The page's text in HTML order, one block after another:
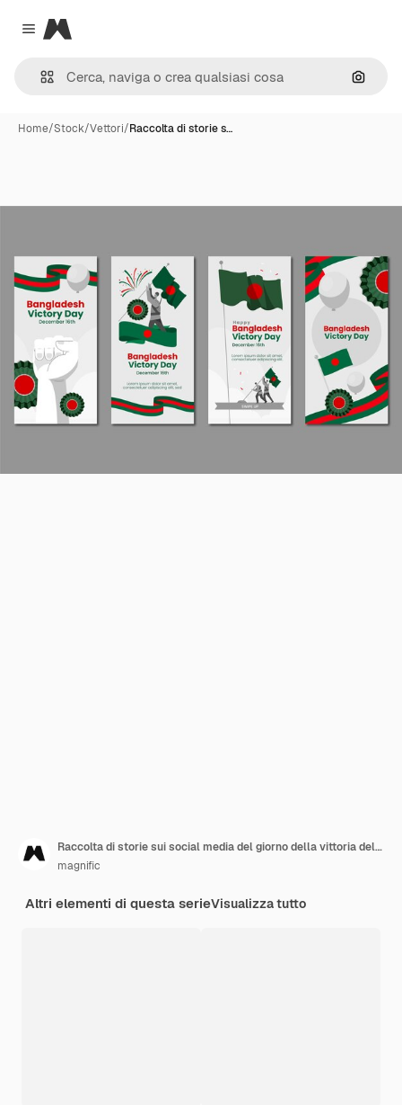
Close menu
Magnific
Cerca
Home/Stock/Vettori/Raccolta di storie s…
Raccolta di storie sui social media del giorno della vittoria del Bangladesh piatto disegnato a mano
magnific
Altri elementi di questa serieVisualizza tutto